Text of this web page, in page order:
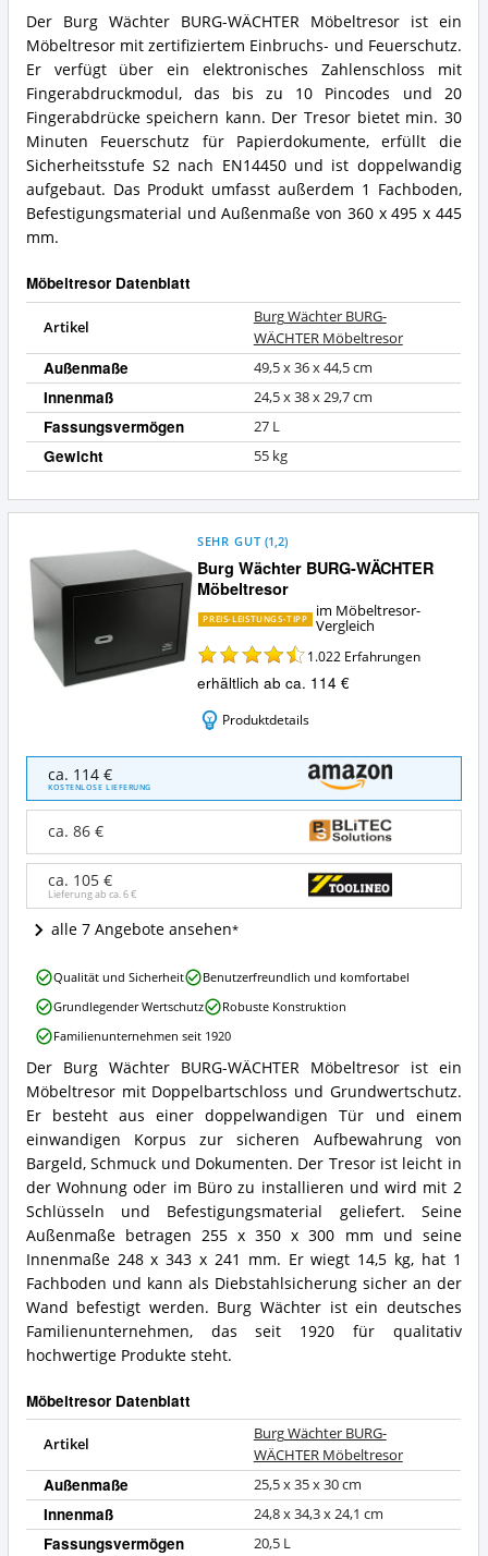
Burg
Wächter
BURG-
WÄCHTER
Möbeltresor
Zusammenfassung:
Was
bietet
dieser
Möbeltresor?
Der Burg Wächter BURG-WÄCHTER Möbeltresor ist ein
Möbeltresor mit zertifiziertem Einbruchs- und Feuerschutz.
Er verfügt über ein elektronisches Zahlenschloss mit
Fingerabdruckmodul, das bis zu 10 Pincodes und 20
Fingerabdrücke speichern kann. Der Tresor bietet min. 30
Minuten Feuerschutz für Papierdokumente, erfüllt die
Sicherheitsstufe S2 nach EN14450 und ist doppelwandig
aufgebaut. Das Produkt umfasst außerdem 1 Fachboden,
Befestigungsmaterial und Außenmaße von 360 x 495 x 445
mm.
Möbeltresor Datenblatt
Artikel
Burg Wächter BURG-
WÄCHTER Möbeltresor
Außenmaße 49,5 x 36 x 44,5 cm
Innenmaß 24,5 x 38 x 29,7 cm
Fassungsvermögen 27 L
Gewicht 55 kg
Möbeltresor
Vorteile:
Was
spricht
für
diesen
Möbeltresor?
Burg Wächter BURG-WÄCHTER
Möbeltresor
SEHR GUT (1,2)
PREIS-LEISTUNGS-TIPP
im Möbeltresor-
Vergleich
1.022 Erfahrungen
erhältlich ab ca. 114 €
Produktdetails
Burg
Wächter
BURG-
WÄCHTER
Möbeltresor
Angebote:
dieser
Möbeltresor
ca. 114 €
KOSTENLOSE LIEFERUNG
ca. 86 €
ca. 105 €
Lieferung ab ca.6 €
alle 7 Angebote ansehen
Burg
Wächter
BURG-
WÄCHTER
Möbeltresor
Zusammenfassung:
Was
bietet
dieser
Möbeltresor?
Der Burg Wächter BURG-WÄCHTER Möbeltresor ist ein
Möbeltresor mit Doppelbartschloss und Grundwertschutz.
Er besteht aus einer doppelwandigen Tür und einem
einwandigen Korpus zur sicheren Aufbewahrung von
Bargeld, Schmuck und Dokumenten. Der Tresor ist leicht in
der Wohnung oder im Büro zu installieren und wird mit 2
Schlüsseln und Befestigungsmaterial geliefert. Seine
Außenmaße betragen 255 x 350 x 300 mm und seine
Innenmaße 248 x 343 x 241 mm. Er wiegt 14,5 kg, hat 1
Fachboden und kann als Diebstahlsicherung sicher an der
Wand befestigt werden. Burg Wächter ist ein deutsches
Familienunternehmen, das seit 1920 für qualitativ
hochwertige Produkte steht.
Möbeltresor Datenblatt
Artikel
Burg Wächter BURG-
WÄCHTER Möbeltresor
Außenmaße 25,5 x 35 x 30 cm
Innenmaß 24,8 x 34,3 x 24,1 cm
Fassungsvermögen 20,5 L
Burg
Wächter
BURG-
WÄCHTER
Möbeltresor
Vorteile:
Was
spricht
für
diesen
Möbeltresor?
Qualität und Sicherheit
Benutzerfreundlich und komfortabel
Grundlegender Wertschutz
Robuste Konstruktion
Familienunternehmen seit 1920